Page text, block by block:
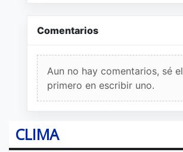
Comentarios
Aun no hay comentarios, sé el
primero en escribir uno.
CLIMA